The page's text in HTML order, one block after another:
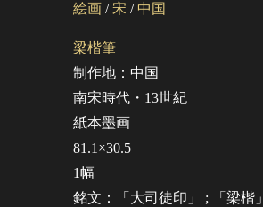
絵画 /宋 / 中国
梁楷筆
制作地：中国
南宋時代・13世紀
紙本墨画
81.1×30.5
1幅
銘文：「大司徒印」 ; 「梁楷」